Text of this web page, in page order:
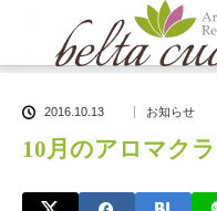
ブログ一覧 お知ら
2016.10.13 お知らせ
10月のアロマク